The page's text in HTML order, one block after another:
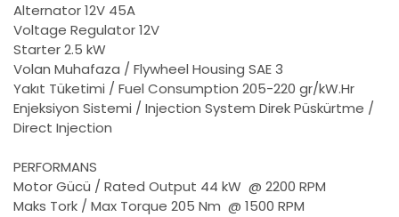
Alternator12V 45A
Voltage Regulator12V
Starter2.5 kW
Volan Muhafaza / Flywheel Housing SAE 3
Yakıt Tüketimi / Fuel Consumption 205-220 gr/kW.Hr
Enjeksiyon Sistemi / Injection System Direk Püskürtme /
Direct Injection
PERFORMANS
Motor Gücü / Rated Output 44 kW @ 2200 RPM
Maks Tork / Max Torque 205 Nm @ 1500 RPM